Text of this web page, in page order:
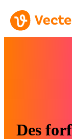
Des